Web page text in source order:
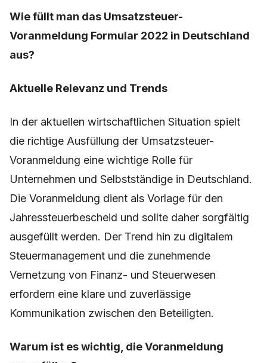
Wie füllt man das Umsatzsteuer-
Voranmeldung Formular 2022 in Deutschland
aus?
Aktuelle Relevanz und Trends
In der aktuellen wirtschaftlichen Situation spielt
die richtige Ausfüllung der Umsatzsteuer-
Voranmeldung eine wichtige Rolle für
Unternehmen und Selbstständige in Deutschland.
Die Voranmeldung dient als Vorlage für den
Jahressteuerbescheid und sollte daher sorgfältig
ausgefüllt werden. Der Trend hin zu digitalem
Steuermanagement und die zunehmende
Vernetzung von Finanz- und Steuerwesen
erfordern eine klare und zuverlässige
Kommunikation zwischen den Beteiligten.
Warum ist es wichtig, die Voranmeldung